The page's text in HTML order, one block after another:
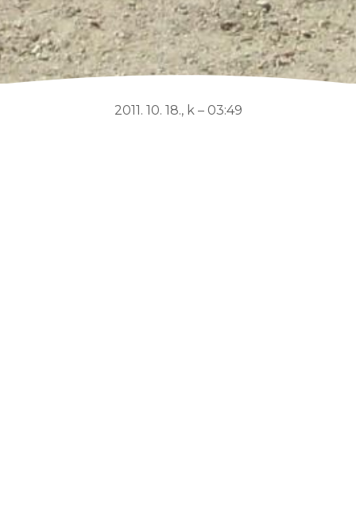
2011. 10. 18., k – 03:49